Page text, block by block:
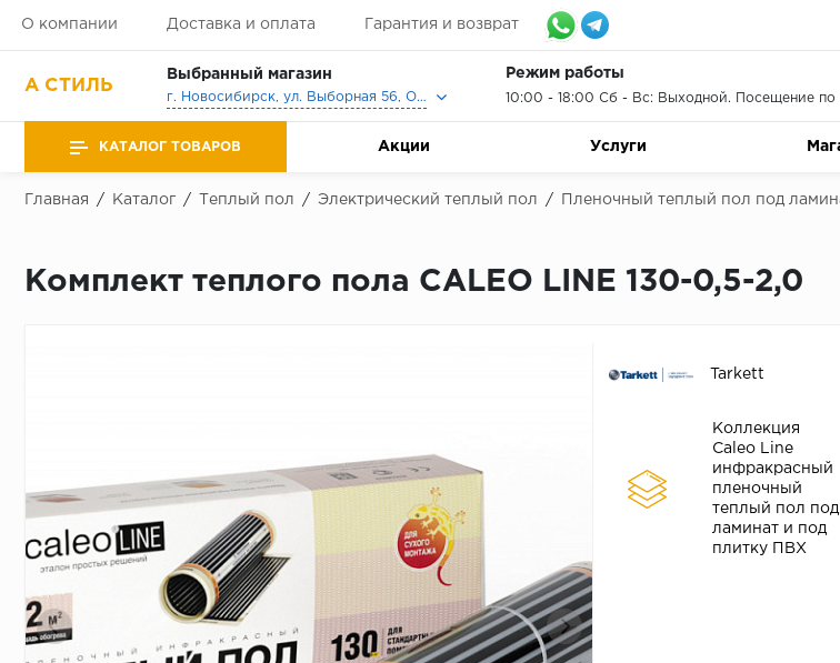
О компании Доставка и оплата Гарантия и возврат
А СТИЛЬ
Выбранный магазин
г. Новосибирск, ул. Выборная 56, Офис, Выставочный зал
Режим работы
10:00 - 18:00 Сб - Вс: Выходной. Посещение по
КАТАЛОГ ТОВАРОВ Акции Услуги
Главная / Каталог / Теплый пол / Электрический теплый пол / Пленочный теплый пол под
Комплект теплого пола CALEO LINE 130-0,5-2,0
Tarkett
Коллекция
Caleo Line
инфракрасный
пленочный
теплый пол под
ламинат и под
плитку ПВХ